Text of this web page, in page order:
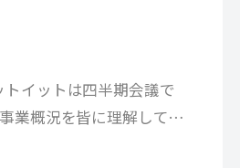
イットは四半期会議で
業概況を皆に理解しても
握しつつ、 4月から